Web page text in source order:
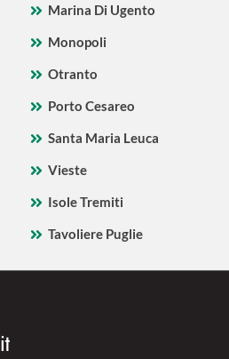
Marina Di Ugento
Monopoli
Otranto
Porto Cesareo
Santa Maria Leuca
Vieste
Isole Tremiti
Tavoliere Puglie